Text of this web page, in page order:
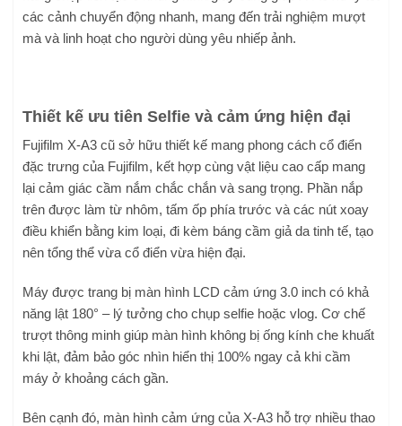
các cảnh chuyển động nhanh, mang đến trải nghiệm mượt
mà và linh hoạt cho người dùng yêu nhiếp ảnh.
Thiết kế ưu tiên Selfie và cảm ứng hiện đại
Fujifilm X-A3 cũ sở hữu thiết kế mang phong cách cổ điển
đặc trưng của Fujifilm, kết hợp cùng vật liệu cao cấp mang
lại cảm giác cầm nắm chắc chắn và sang trọng. Phần nắp
trên được làm từ nhôm, tấm ốp phía trước và các nút xoay
điều khiển bằng kim loại, đi kèm báng cầm giả da tinh tế, tạo
nên tổng thể vừa cổ điển vừa hiện đại.
Máy được trang bị màn hình LCD cảm ứng 3.0 inch có khả
năng lật 180° – lý tưởng cho chụp selfie hoặc vlog. Cơ chế
trượt thông minh giúp màn hình không bị ống kính che khuất
khi lật, đảm bảo góc nhìn hiển thị 100% ngay cả khi cầm
máy ở khoảng cách gần.
Bên cạnh đó, màn hình cảm ứng của X-A3 hỗ trợ nhiều thao